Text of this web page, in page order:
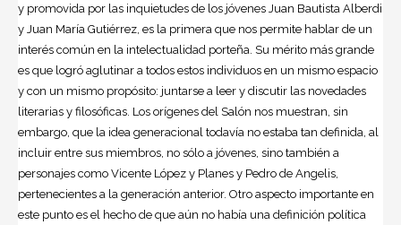
y promovida por las inquietudes de los jóvenes Juan Bautista Alberdi
y Juan María Gutiérrez, es la primera que nos permite hablar de un
interés común en la intelectualidad porteña. Su mérito más grande
es que logró aglutinar a todos estos individuos en un mismo espacio
y con un mismo propósito: juntarse a leer y discutir las novedades
literarias y filosóficas. Los orígenes del Salón nos muestran, sin
embargo, que la idea generacional todavía no estaba tan definida, al
incluir entre sus miembros, no sólo a jóvenes, sino también a
personajes como Vicente López y Planes y Pedro de Angelis,
pertenecientes a la generación anterior. Otro aspecto importante en
este punto es el hecho de que aún no había una definición política